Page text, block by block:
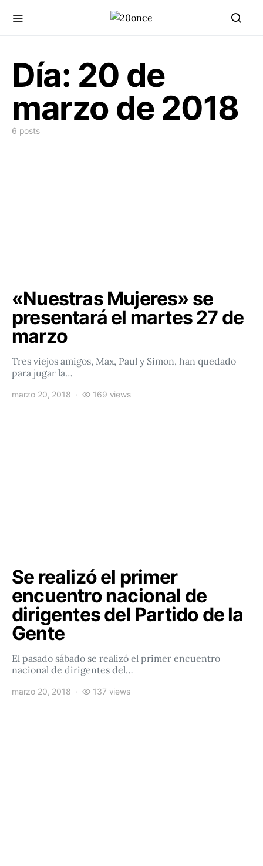
Día: 20 de
marzo de 2018
6 posts
«Nuestras Mujeres» se
presentará el martes 27 de
marzo
Tres viejos amigos, Max, Paul y Simon, han quedado
para jugar la…
marzo 20, 2018 169 views
Se realizó el primer
encuentro nacional de
dirigentes del Partido de la
Gente
El pasado sábado se realizó el primer encuentro
nacional de dirigentes del…
marzo 20, 2018 137 views